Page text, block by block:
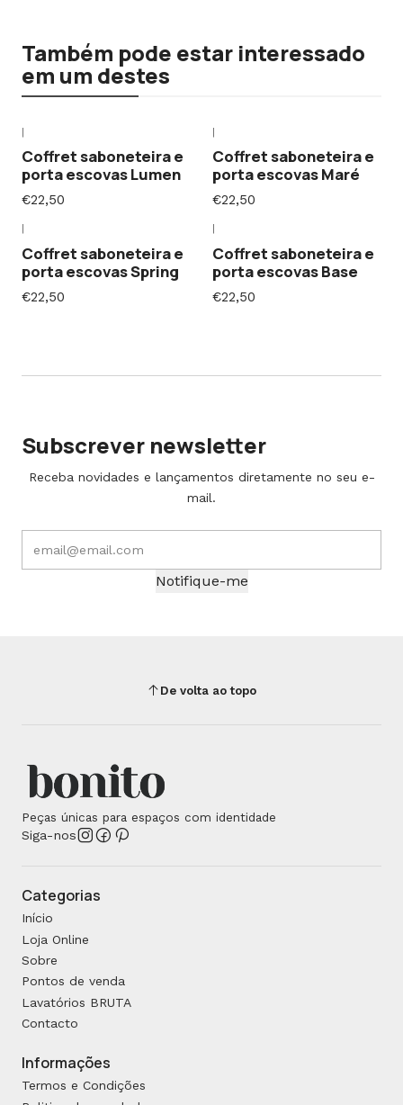
Também pode estar interessado
em um destes
Coffret saboneteira e
porta escovas Lumen
€22,50
Coffret saboneteira e
porta escovas Maré
€22,50
Coffret saboneteira e
porta escovas Spring
€22,50
Coffret saboneteira e
porta escovas Base
€22,50
Subscrever newsletter
Receba novidades e lançamentos diretamente no seu e-
mail.
Notifique-me
De volta ao topo
Peças únicas para espaços com identidade
Siga-nos
Categorias
Início
Loja Online
Sobre
Pontos de venda
Lavatórios BRUTA
Contacto
Informações
Termos e Condições